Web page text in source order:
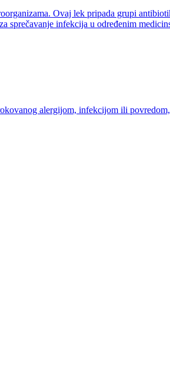
Ovaj lek pripada grupi
infekcija u određenim
alergijom, infekcijom ili